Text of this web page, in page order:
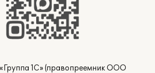
1С» (правопреемник ООО